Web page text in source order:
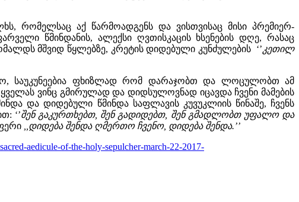
რომელსაც აქ წარმოადგენს და ვისთვისაც მისი პრემიერ-
წმინდანის, ალექსი ღვთისკაცის ხსენების დღე, რასაც
მშვიდ წყლებზე, კრეტის დიდებული კუნძულების ‘’კეთილ
საუკუნეებია ფხიზლად რომ დარაჯობთ და ლოცულობთ ამ
ვინც გმირულად და დიდსულოვნად იცავდა ჩვენი მამების
და დიდებული წმინდა საფლავის კუვუკლიის წინაშე, ჩვენს
‘’შენ გაკურთხებთ, შენ გადიდებთ, შენ გმადლობთ უფალო და
,,დიდება შენდა ღმერთო ჩვენო, დიდება შენდა.’’
aedicule-of-the-holy-sepulcher-march-22-2017-